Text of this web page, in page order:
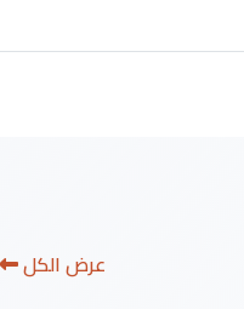
عرض الكل